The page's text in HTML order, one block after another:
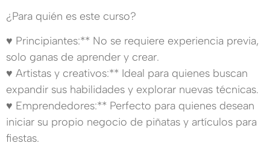
¿Para quién es este curso?
♥ Principiantes:** No se requiere experiencia previa,
solo ganas de aprender y crear.
♥ Artistas y creativos:** Ideal para quienes buscan
expandir sus habilidades y explorar nuevas técnicas.
♥ Emprendedores:** Perfecto para quienes desean
iniciar su propio negocio de piñatas y artículos para
fiestas.